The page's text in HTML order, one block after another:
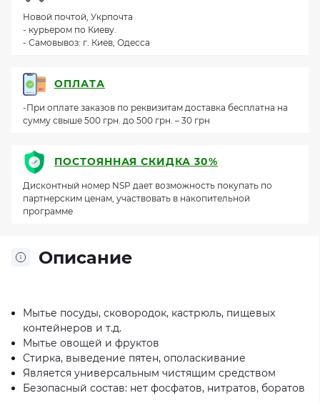
Описание
Мытье посуды, сковородок, кастрюль, пищевых
контейнеров и т.д.
Мытье овощей и фруктов
Стирка, выведение пятен, ополаскивание
Является универсальным чистящим средством
Безопасный состав: нет фосфатов, нитратов, боратов
Новой почтой, Укрпочта
- курьером по Киеву.
- Самовывоз: г. Киев, Одесса
ОПЛАТА
-При оплате заказов по реквизитам доставка бесплатна на
сумму свыше 500 грн. до 500 грн. – 30 грн
ПОСТОЯННАЯ СКИДКА 30%
Дисконтный номер NSP дает возможность покупать по
партнерским ценам, участвовать в накопительной
программе